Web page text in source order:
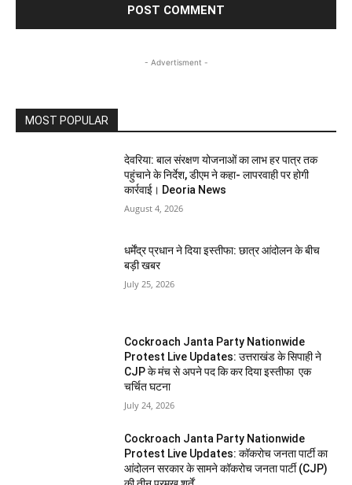
- Advertisment -
MOST POPULAR
देवरिया: बाल संरक्षण योजनाओं का लाभ हर पात्र तक
पहुंचाने के निर्देश, डीएम ने कहा- लापरवाही पर होगी
कार्रवाई। Deoria News
August 4, 2026
धर्मेंद्र प्रधान ने दिया इस्तीफा: छात्र आंदोलन के बीच
बड़ी खबर
July 25, 2026
Cockroach Janta Party Nationwide
Protest Live Updates: उत्तराखंड के सिपाही ने
CJP के मंच से अपने पद कि कर दिया इस्तीफा एक
चर्चित घटना
July 24, 2026
Cockroach Janta Party Nationwide
Protest Live Updates: कॉकरोच जनता पार्टी का
आंदोलन सरकार के सामने कॉकरोच जनता पार्टी (CJP)